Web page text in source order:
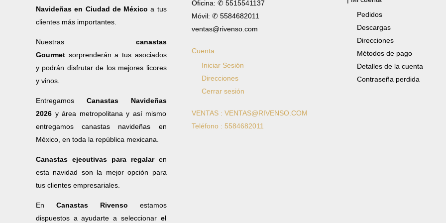
Navideñas en Ciudad de Méxicoa tus
clientes más importantes.
Nuestras canastas
Gourmet sorprenderán a tus asociados
y podrán disfrutar de los mejores licores
y vinos.
Entregamos Canastas Navideñas
2026 y área metropolitana y así mismo
entregamos canastas navideñas en
México, en toda la república mexicana.
Canastas ejecutivas para regalaren
esta navidad son la mejor opción para
tus clientes empresariales.
En Canastas Rivenso estamos
dispuestos a ayudarte a seleccionar el
Oficina: ✆ 5515541137
Móvil: ✆ 5584682011
ventas@rivenso.com
Cuenta
Iniciar Sesión
Direcciones
Cerrar sesión
VENTAS : VENTAS@RIVENSO.COM
Teléfono : 5584682011
Pedidos
Descargas
Direcciones
Métodos de pago
Detalles de la cuenta
Contraseña perdida